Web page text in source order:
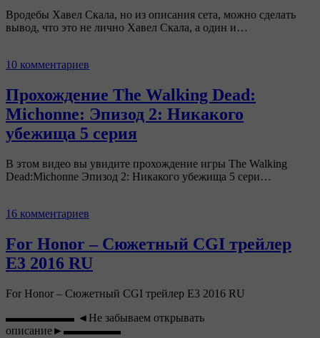
Вродебы Хавел Скала, но из описания сета, можно сделать
вывод, что это не лично Хавел Скала, а один и…
10 комментариев
Прохождение The Walking Dead:
Michonne: Эпизод 2: Никакого
убежища 5 серия
В этом видео вы увидите прохождение игры The Walking
Dead:Michonne Эпизод 2: Никакого убежища 5 сери…
16 комментариев
For Honor – Сюжетный CGI трейлер
E3 2016 RU
For Honor – Сюжетный CGI трейлер E3 2016 RU
▬▬▬▬▬▬ ◄Не забываем открывать
описание►▬▬▬▬▬